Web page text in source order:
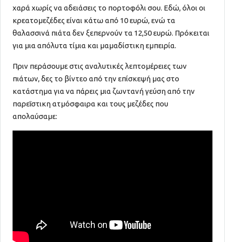
χαρά χωρίς να αδειάσεις το πορτοφόλι σου. Εδώ, όλοι οι
κρεατομεζέδες είναι κάτω από 10 ευρώ, ενώ τα
θαλασσινά πιάτα δεν ξεπερνούν τα 12,50 ευρώ. Πρόκειται
για μια απόλυτα τίμια και μαμαδίστικη εμπειρία.
Πριν περάσουμε στις αναλυτικές λεπτομέρειες των
πιάτων, δες το βίντεο από την επίσκεψή μας στο
κατάστημα για να πάρεις μια ζωντανή γεύση από την
παρεΐστικη ατμόσφαιρα και τους μεζέδες που
απολαύσαμε: